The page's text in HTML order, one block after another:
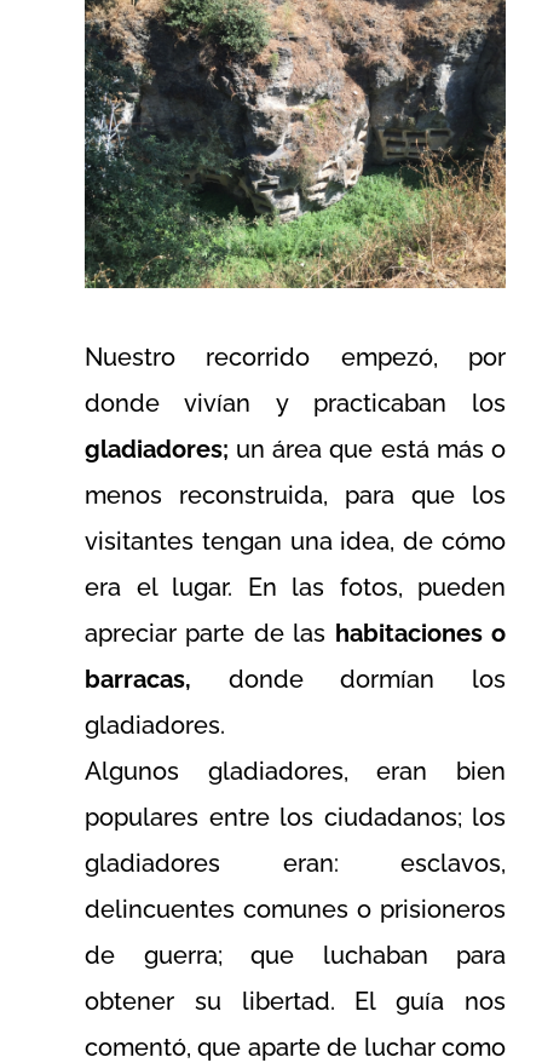
Nuestro recorrido empezó, por
donde vivían y practicaban los
gladiadores; un área que está más o
menos reconstruida, para que los
visitantes tengan una idea, de cómo
era el lugar. En las fotos, pueden
apreciar parte de las habitaciones o
barracas, donde dormían los
gladiadores.
Algunos gladiadores, eran bien
populares entre los ciudadanos; los
gladiadores eran: esclavos,
delincuentes comunes o prisioneros
de guerra; que luchaban para
obtener su libertad. El guía nos
comentó, que aparte de luchar como